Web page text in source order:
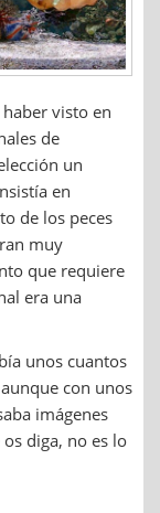
visto en
de
un
en
de los peces
muy
que requiere
era una
unos cuantos
con unos
imágenes
diga, no es lo